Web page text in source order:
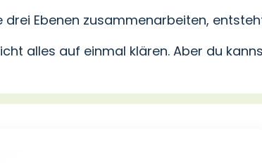
drei Ebenen zusammenarbeiten,
alles auf einmal klären. Aber du